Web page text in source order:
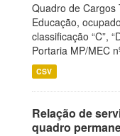
Quadro de Cargos
Educação,
classificação “C”,
Portaria MP/MEC
CSV
Relação de
quadro